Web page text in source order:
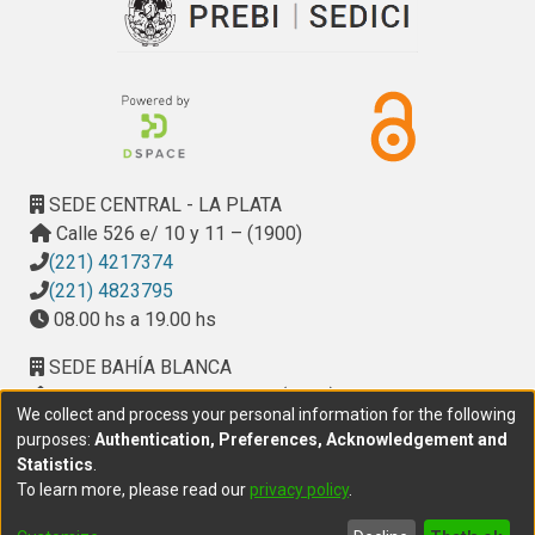
SEDE CENTRAL - LA PLATA
Calle 526 e/ 10 y 11 – (1900)
(221) 4217374
(221) 4823795
08.00 hs a 19.00 hs
SEDE BAHÍA BLANCA
Calle Ciudad de Cali 320 – (8000). Universidad
Provincial del Sudoeste (UPSO)
(291) 459 2550, interno 147
10.00 h a 14.00 h
We collect and process your personal information for the following
purposes: Authentication, Preferences, Acknowledgement and
Statistics
To learn more, please read ourprivacy policy.